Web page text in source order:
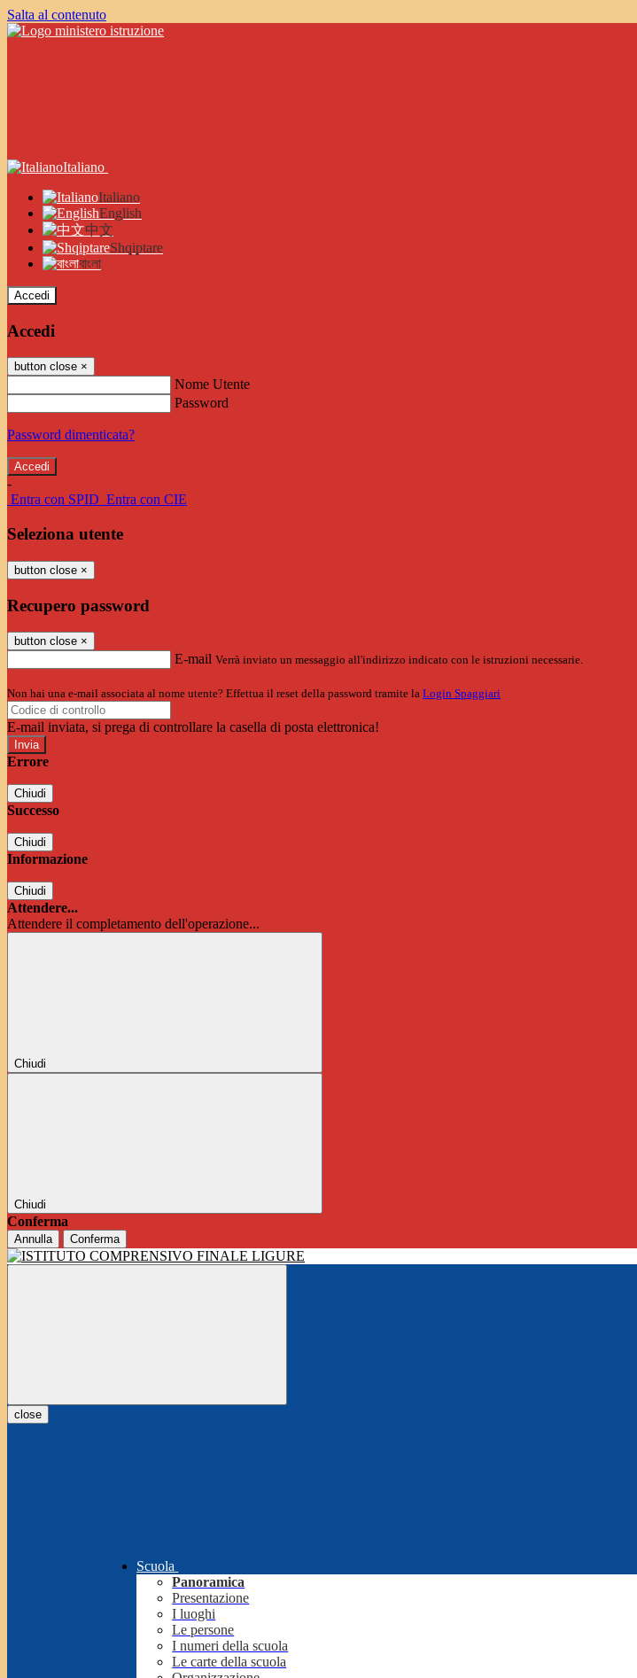
Salta al contenuto
Italiano
Italiano
English
中文
Shqiptare
বাংলা
Accedi
Accedi
button close ×
Nome Utente
Password
Password dimenticata?
-
Entra con SPID Entra con CIE
Seleziona utente
button close ×
Recupero password
button close ×
E-mail Verrà inviato un messaggio all'indirizzo indicato con le istruzioni necessarie.
Non hai una e-mail associata al nome utente? Effettua il reset della password tramite la Login Spaggiari
E-mail inviata, si prega di controllare la casella di posta elettronica!
Errore
Chiudi
Successo
Chiudi
Informazione
Chiudi
Attendere...
Attendere il completamento dell'operazione...
Chiudi
Chiudi
Conferma
Annulla Conferma
close
Scuola
Panoramica
Presentazione
I luoghi
Le persone
I numeri della scuola
Le carte della scuola